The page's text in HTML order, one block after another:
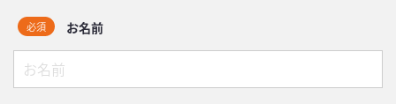
お名前
必須